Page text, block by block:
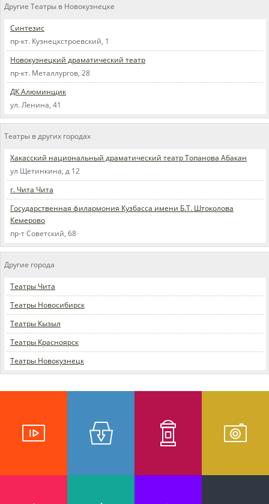
Другие Театры в Новокузнецке
Синтезис
пр-кт. Кузнецкстроевский, 1
Новокузнецкий драматический театр
пр-кт. Металлургов, 28
ДК Алюминщик
ул. Ленина, 41
Театры в других городах
Хакасский национальный драматический театр Топанова Абакан
ул Щетинкина, д 12
г. Чита Чита
Государственная филармония Кузбасса имени Б.Т. Штоколова
Кемерово
пр-т Советский, 68
Другие города
Театры Чита
Театры Новосибирск
Театры Кызыл
Театры Красноярск
Театры Новокузнецк